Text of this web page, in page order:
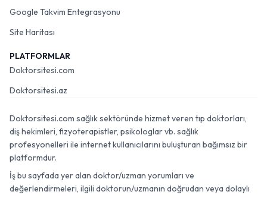
Google Takvim Entegrasyonu
Site Haritası
PLATFORMLAR
Doktorsitesi.com
Doktorsitesi.az
Doktorsitesi.com sağlık sektöründe hizmet veren tıp doktorları,
diş hekimleri, fizyoterapistler, psikologlar vb. sağlık
profesyonelleri ile internet kullanıcılarını buluşturan bağımsız bir
platformdur.
İş bu sayfada yer alan doktor/uzman yorumları ve
değerlendirmeleri, ilgili doktorun/uzmanın doğrudan veya dolaylı